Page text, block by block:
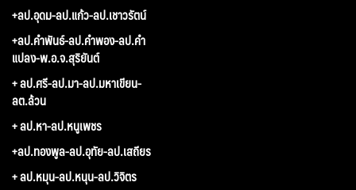
+ลป.อุดม-ลป.แก้ว-ลป.เชาวรัตน์
+ลป.คำพันธ์-ลป.คำพอง-ลป.คำ
แปลง-พ.อ.จ.สุริยันต์
+ ลป.ศรี-ลป.มา-ลป.มหาเขียน-
ลต.ล้วน
+ ลป.หา-ลป.หนูเพชร
+ลป.ทองพูล-ลป.อุทัย-ลป.เสถียร
+ ลป.หมุน-ลป.หนุน-ลป.วิจิตร